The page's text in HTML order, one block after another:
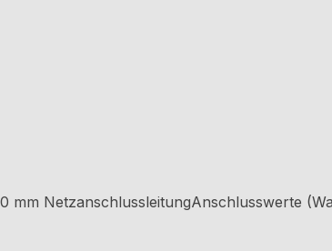
mm NetzanschlussleitungAnschlusswerte